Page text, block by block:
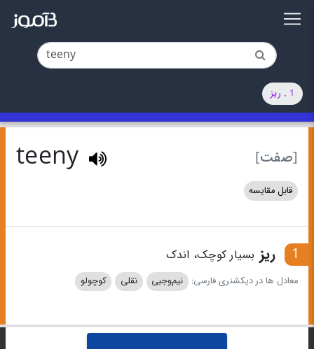
1 . ریز
[صفت] teeny
قابل مقایسه
1 ریز بسیار کوچک، اندک
معادل ها در دیکشنری فارسی: نیم‌وجبی نقلی کوچولو